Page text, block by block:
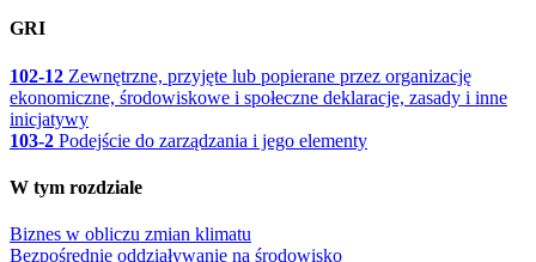
GRI
102-12 Zewnętrzne, przyjęte lub popierane przez organizację
ekonomiczne, środowiskowe i społeczne deklaracje, zasady i inne
inicjatywy
103-2 Podejście do zarządzania i jego elementy
W tym rozdziale
Biznes w obliczu zmian klimatu
Bezpośrednie oddziaływanie na środowisko